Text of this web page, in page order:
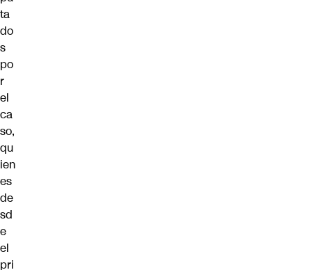
ta
do
s
po
r
el
ca
so,
qu
ien
es
de
sd
e
el
pri